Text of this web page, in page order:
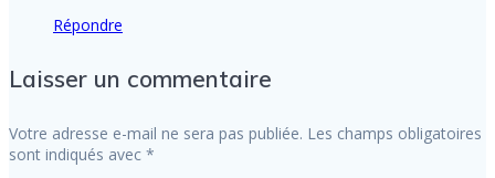
Répondre
Laisser un commentaire
Votre adresse e-mail ne sera pas publiée. Les champs obligatoires
sont indiqués avec *